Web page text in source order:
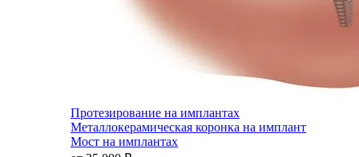
Протезирование на имплантах
Металлокерамическая коронка на имплант
Мост на имплантах